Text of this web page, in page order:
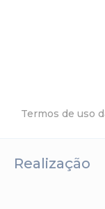
Termos de uso
Realização